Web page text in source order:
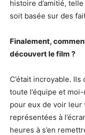
histoire d’amitié,
soit basée sur des
Finalement,
découvert le film ?
C’était incroyable.
toute l’équipe et
pour eux de voir
représentées à
heures à s’en